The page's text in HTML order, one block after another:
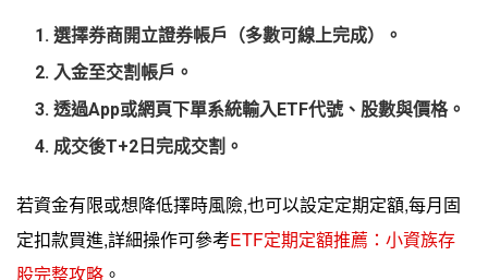
選擇券商開立證券帳戶（多數可線上完成）。
入金至交割帳戶。
透過App或網頁下單系統輸入ETF代號、股數與價格。
成交後T+2日完成交割。
若資金有限或想降低擇時風險,也可以設定定期定額,每月固
定扣款買進,詳細操作可參考ETF定期定額推薦：小資族存
股完整攻略 。